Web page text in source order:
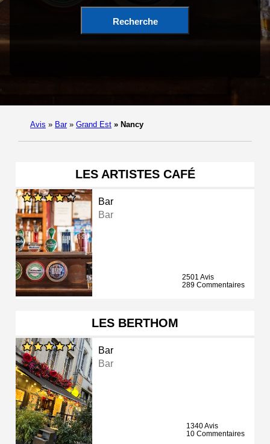
Recherche
Avis » Bar » Grand Est » Nancy
LES ARTISTES CAFÉ
Bar
Bar
2501 Avis
289 Commentaires
LES BERTHOM
Bar
Bar
1340 Avis
10 Commentaires